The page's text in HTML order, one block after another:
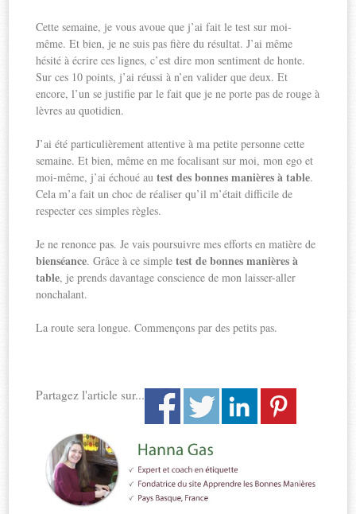
Cette semaine, je vous avoue que j’ai fait le test sur moi-
même. Et bien, je ne suis pas fière du résultat. J’ai même
hésité à écrire ces lignes, c’est dire mon sentiment de honte.
Sur ces 10 points, j’ai réussi à n’en valider que deux. Et
encore, l’un se justifie par le fait que je ne porte pas de rouge à
lèvres au quotidien.
J’ai été particulièrement attentive à ma petite personne cette
semaine. Et bien, même en me focalisant sur moi, mon ego et
moi-même, j’ai échoué autest des bonnes manières à table.
Cela m’a fait un choc de réaliser qu’il m’était difficile de
respecter ces simples règles.
Je ne renonce pas. Je vais poursuivre mes efforts en matière de
bienséance. Grâce à ce simpletest de bonnes manières à
table, je prends davantage conscience de mon laisser-aller
nonchalant.
La route sera longue. Commençons par des petits pas.
Partagez l'article sur...